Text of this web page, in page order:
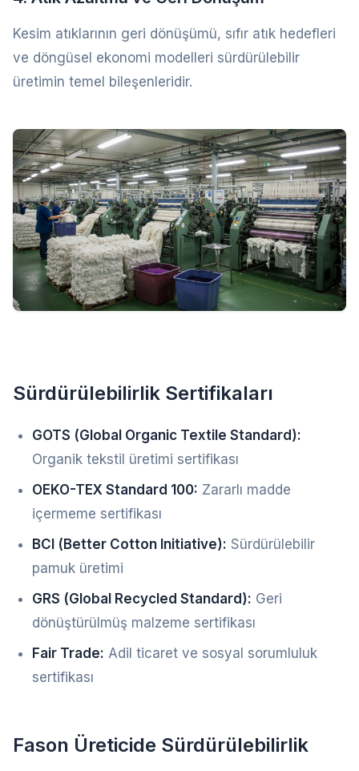
Kesim atıklarının geri dönüşümü, sıfır atık hedefleri
ve döngüsel ekonomi modelleri sürdürülebilir
üretimin temel bileşenleridir.
Sürdürülebilirlik Sertifikaları
GOTS (Global Organic Textile Standard):
Organik tekstil üretimi sertifikası
OEKO-TEX Standard 100: Zararlı madde
içermeme sertifikası
BCI (Better Cotton Initiative): Sürdürülebilir
pamuk üretimi
GRS (Global Recycled Standard): Geri
dönüştürülmüş malzeme sertifikası
Fair Trade: Adil ticaret ve sosyal sorumluluk
sertifikası
Fason Üreticide Sürdürülebilirlik